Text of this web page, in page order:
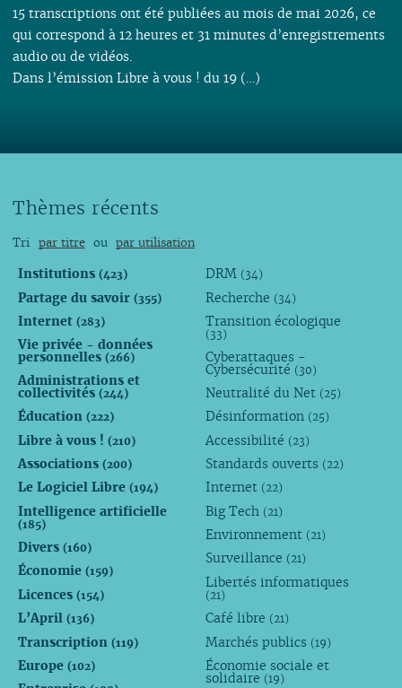
15 transcriptions ont été publiées au mois de mai 2026, ce
qui correspond à 12 heures et 31 minutes d’enregistrements
audio ou de vidéos.
Dans l’émission Libre à vous ! du 19 (…)
Thèmes récents
Tri par titre ou par utilisation
Institutions (423)
Partage du savoir (355)
Internet (283)
Vie privée - données
personnelles (266)
Administrations et
collectivités (244)
Éducation (222)
Libre à vous ! (210)
Associations (200)
Le Logiciel Libre (194)
Intelligence artificielle
(185)
Divers (160)
Économie (159)
Licences (154)
L’April (136)
Transcription (119)
Europe (102)
DRM (34)
Recherche (34)
Transition écologique
(33)
Cyberattaques -
Cybersécurité (30)
Neutralité du Net (25)
Désinformation (25)
Accessibilité (23)
Standards ouverts (22)
Internet (22)
Big Tech (21)
Environnement (21)
Surveillance (21)
Libertés informatiques
(21)
Café libre (21)
Marchés publics (19)
Économie sociale et
solidaire (19)